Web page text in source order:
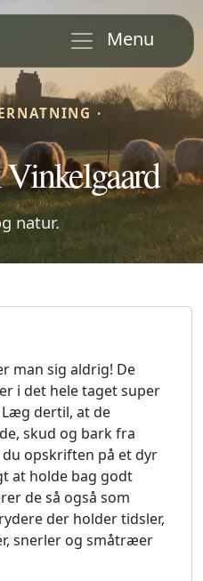
Menu
·
natur.
man sig aldrig! De
i det hele taget super
dertil, at de
skud og bark fra
opskriften på et dyr
at holde bag godt
de så også som
der holder tidsler,
snerler og småtræer